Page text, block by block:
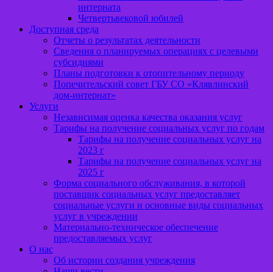
интерната
Четвертьвековой юбилей
Доступная среда
Отчеты о результатах деятельности
Сведения о планируемых операциях с целевыми
субсидиями
Планы подготовки к отопительному периоду
Попечительский совет ГБУ СО «Клявлинский
дом-интернат»
Услуги
Независимая оценка качества оказания услуг
Тарифы на получение социальных услуг по годам
Тарифы на получение социальных услуг на
2023 г
Тарифы на получение социальных услуг на
2025 г
Форма социального обслуживания, в которой
поставщик социальных услуг предоставляет
социальные услуги и основные виды социальных
услуг в учреждении
Материально-техническое обеспечение
предоставляемых услуг
О нас
Об истории создания учреждения